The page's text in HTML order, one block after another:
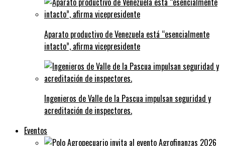
Aparato productivo de Venezuela está “esencialmente
intacto”, afirma vicepresidente
Ingenieros de Valle de la Pascua impulsan seguridad y
acreditación de inspectores.
Eventos